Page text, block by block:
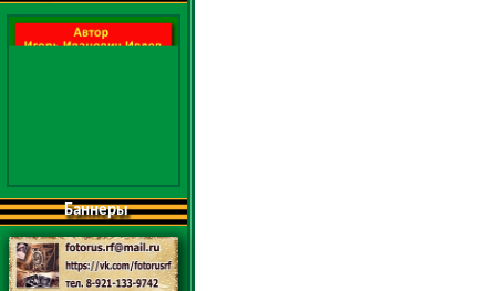
Баннеры